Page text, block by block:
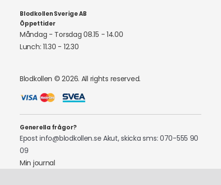
Blodkollen Sverige AB
Öppettider
Måndag - Torsdag 08.15 - 14.00
Lunch: 11.30 - 12.30
Blodkollen © 2026. All rights reserved.
Generella frågor?
Epost info@blodkollen.se Akut, skicka sms: 070-555 90
09
Min journal